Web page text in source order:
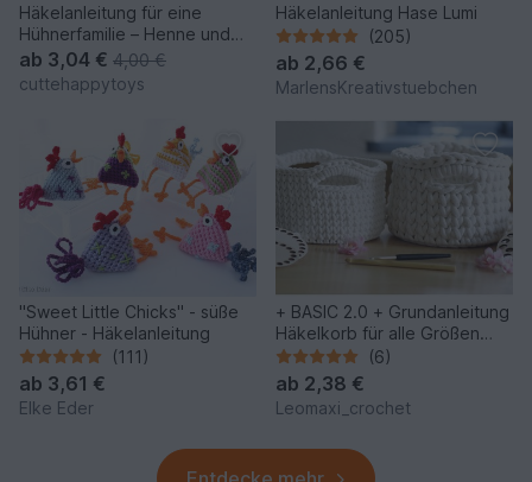
Häkelanleitung für eine
Hühnerfamilie – Henne und
Küken aus Chenillegarn
ab 3,04 € 4,00 €
cuttehappytoys
Häkelanleitung Hase Lumi
(205)
ab 2,66 €
MarlensKreativstuebchen
"Sweet Little Chicks" - süße
Hühner - Häkelanleitung
(111)
ab 3,61 €
Elke Eder
+ BASIC 2.0 + Grundanleitung
Häkelkorb für alle Größen
und 2 Garnstärken
(6)
ab 2,38 €
Leomaxi_crochet